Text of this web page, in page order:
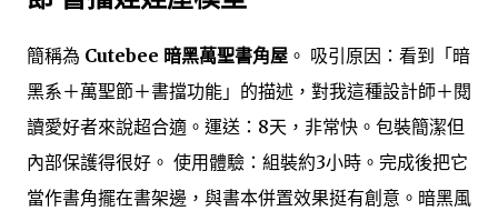
簡稱為 Cutebee 暗黑萬聖書角屋 。 吸引原因：看到「暗
黑系＋萬聖節＋書擋功能」的描述，對我這種設計師＋閱
讀愛好者來說超合適。運送：8天，非常快。包裝簡潔但
內部保護得很好。 使用體驗：組裝約3小時。完成後把它
當作書角擺在書架邊，與書本併置效果挺有創意。暗黑風